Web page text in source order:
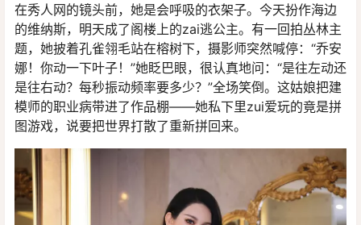
在秀人网的镜头前，她是会呼吸的衣架子。今天扮作海边
的维纳斯，明天成了阁楼上的zai逃公主。有一回拍丛林主
题，她披着孔雀翎毛站在榕树下，摄影师突然喊停：“乔安
娜！你动一下叶子！”她眨巴眼，很认真地问：“是往左动还
是往右动？每秒振动频率要多少？”全场笑倒。这姑娘把建
模师的职业病带进了作品棚——她私下里zui爱玩的竟是拼
图游戏，说要把世界打散了重新拼回来。